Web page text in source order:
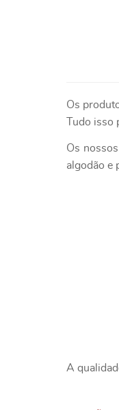
Os
Tudo
Os
algodão e
A